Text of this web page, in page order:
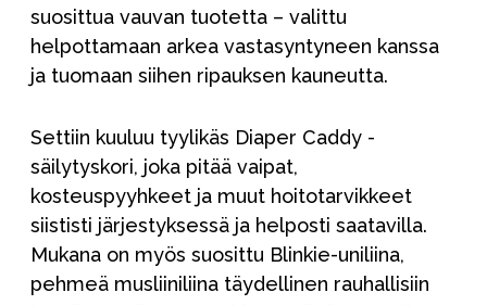
suosittua vauvan tuotetta – valittu
helpottamaan arkea vastasyntyneen kanssa
ja tuomaan siihen ripauksen kauneutta.
Settiin kuuluu tyylikäs Diaper Caddy -
säilytyskori, joka pitää vaipat,
kosteuspyyhkeet ja muut hoitotarvikkeet
siististi järjestyksessä ja helposti saatavilla.
Mukana on myös suosittu Blinkie-uniliina,
pehmeä musliiniliina täydellinen rauhallisiin